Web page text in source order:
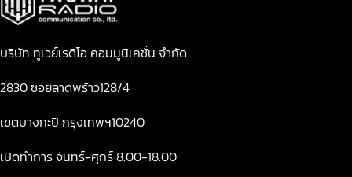
บริษัท ทูเวย์เรดิโอ คอมมูนิเคชั่น จำกัด
2830 ซอยลาดพร้าว128/4
เขตบางกะปิ กรุงเทพฯ10240
เปิดทำการ จันทร์-ศุกร์ 8.00-18.00